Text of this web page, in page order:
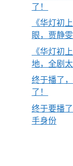
了！
《华灯初
眼，贾静雯
《华灯初
地，全剧太
终于播了
了！
终于要播
手身份